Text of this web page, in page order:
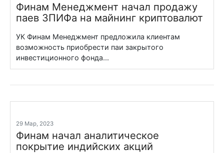
Финам Менеджмент начал продажу
паев ЗПИФа на майнинг криптовалют
УК Финам Менеджмент предложила клиентам
возможность приобрести паи закрытого
инвестиционного фонда...
29 Мар, 2023
Финам начал аналитическое
покрытие индийских акций